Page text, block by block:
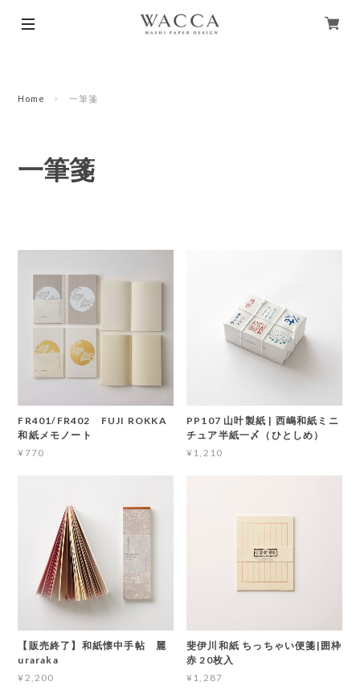
Home 一筆箋
一筆箋
FR401/FR402 FUJI ROKKA
和紙メモノート
¥770
PP107 山叶製紙 | 西嶋和紙ミニ
チュア半紙一〆（ひとしめ）
¥1,210
【販売終了】和紙懐中手帖 麗
uraraka
¥2,200
斐伊川和紙 ちっちゃい便箋|囲枠
赤 20枚入
¥1,287